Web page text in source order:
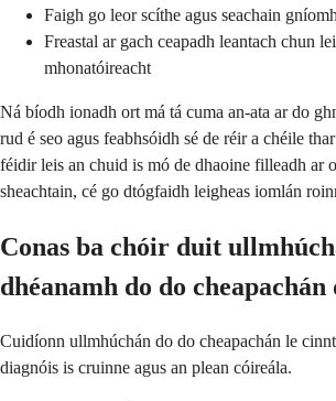
Faigh go leor scíthe agus seachain
Freastal ar gach ceapadh leantach chun
mhonatóireacht
Ná bíodh ionadh ort má tá cuma an-ata ar do
rud é seo agus feabhsóidh sé de réir a chéile
féidir leis an chuid is mó de dhaoine filleadh ar
sheachtain, cé go dtógfaidh leigheas iomlán
Conas ba chóir duit
dhéanamh do do
Cuidíonn ullmhúchán do do cheapachán le
diagnóis is cruinne agus an plean cóireála.